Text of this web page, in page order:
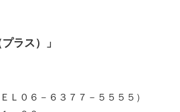
プラス）」
３７７－５５５５）